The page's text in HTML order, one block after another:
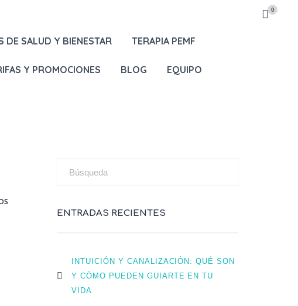
0
DE SALUD Y BIENESTAR TERAPIA PEMF
Y PROMOCIONES BLOG EQUIPO
ENTRADAS RECIENTES
INTUICIÓN Y CANALIZACIÓN: QUÉ SON
Y CÓMO PUEDEN GUIARTE EN TU
VIDA